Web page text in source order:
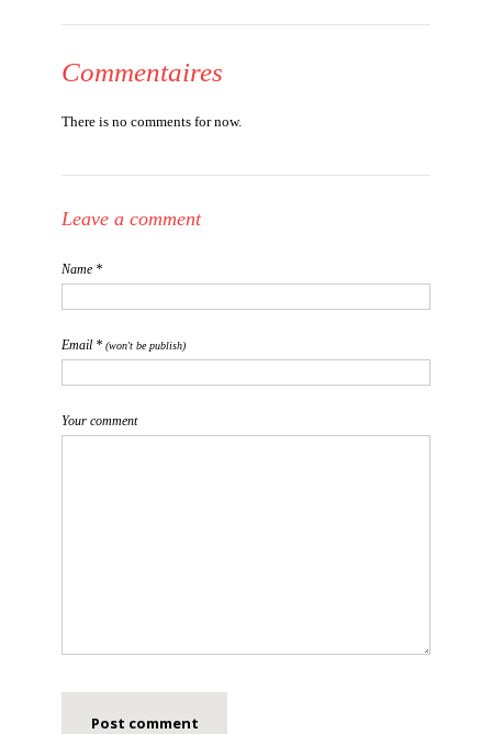
Commentaires
There is no comments for now.
Leave a comment
Name *
Email * (won't be publish)
Your comment